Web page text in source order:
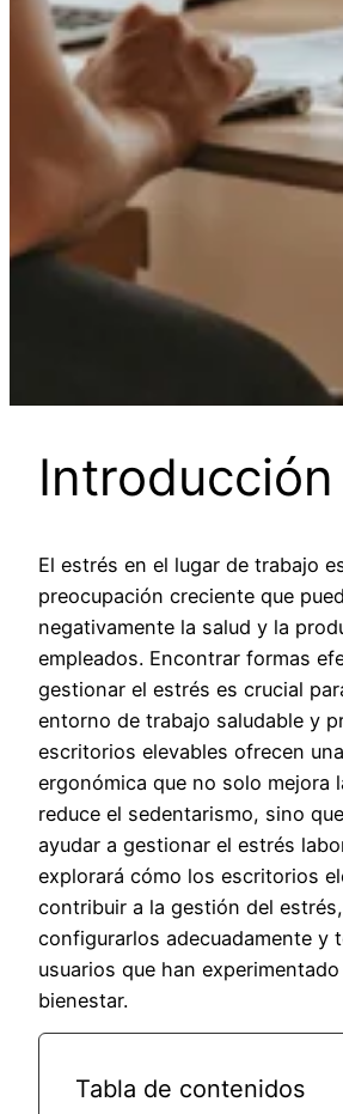
Introducción
El estrés en el lugar de trabajo
preocupación creciente que
negativamente la salud y la
empleados. Encontrar formas
gestionar el estrés es crucial
entorno de trabajo saludable y
escritorios elevables ofrecen
ergonómica que no solo mejora
reduce el sedentarismo, sino
ayudar a gestionar el estrés
explorará cómo los escritorios
contribuir a la gestión del
configurarlos adecuadamente y
usuarios que han
bienestar.
Tabla de contenidos